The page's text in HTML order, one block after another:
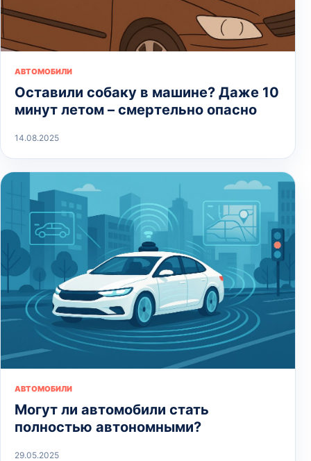
АВТОМОБИЛИ
Оставили собаку в машине? Даже 10
минут летом – смертельно опасно
14.08.2025
АВТОМОБИЛИ
Могут ли автомобили стать
полностью автономными?
29.05.2025